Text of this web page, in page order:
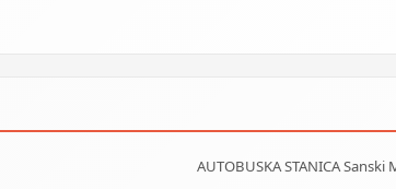
AUTOBUSKA STANICA Sanski